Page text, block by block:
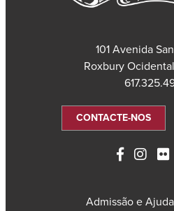
101 Avenida
Roxbury
CONTACTE-NOS
Admissão e